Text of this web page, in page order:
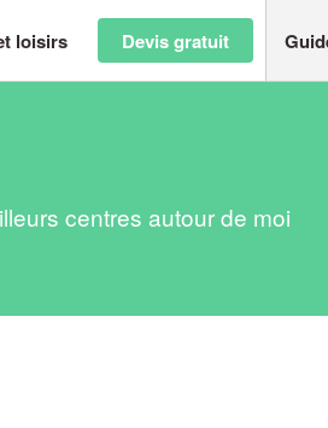
loisirs Devis gratuit
centres autour de moi